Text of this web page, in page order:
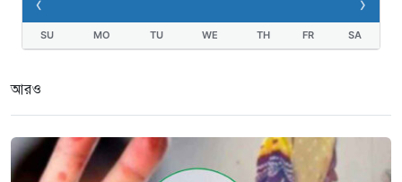
SU MO TU WE TH FR SA
আরও